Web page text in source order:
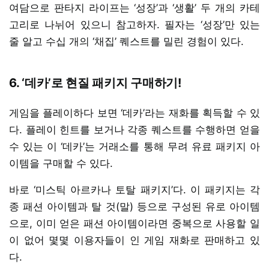
여담으로 판타지 라이프는 ‘성장’과 ‘생활’ 두 개의 카테
고리로 나뉘어 있으니 참고하자. 필자는 ‘성장’만 있는
줄 알고 수십 개의 ‘채집’ 퀘스트를 밀린 경험이 있다.
6. ‘데카’로 현질 패키지 구매하기!
게임을 플레이하다 보면 ‘데카’라는 재화를 획득할 수 있
다. 플레이 힌트를 보거나 각종 퀘스트를 수행하면 얻을
수 있는 이 ‘데카’는 거래소를 통해 무려 유료 패키지 아
이템을 구매할 수 있다.
바로 ‘미스틱 아르카나 토탈 패키지’다. 이 패키지는 각
종 패션 아이템과 탈 것(말) 등으로 구성된 유로 아이템
으로, 이미 얻은 패션 아이템이라면 중복으로 사용할 일
이 없어 몇몇 이용자들이 인 게임 재화로 판매하고 있
다.